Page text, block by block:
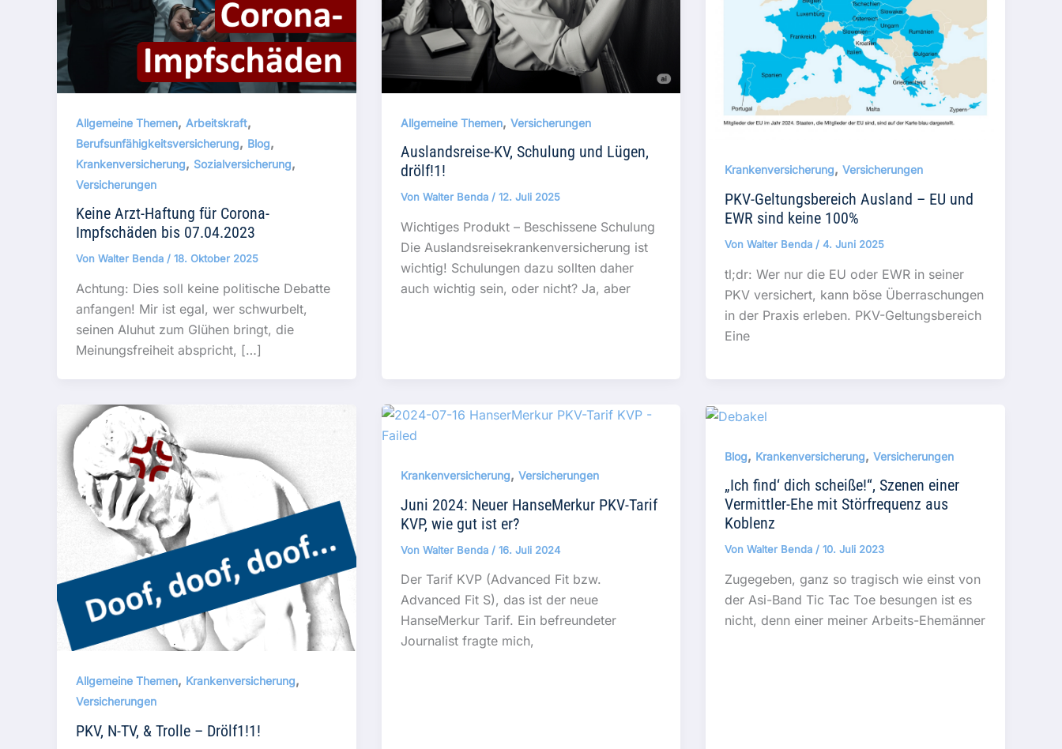
Allgemeine Themen, Arbeitskraft,
Berufsunfähigkeitsversicherung, Blog,
Krankenversicherung, Sozialversicherung,
Versicherungen
Keine Arzt-Haftung für Corona-
Impfschäden bis 07.04.2023
Von Walter Benda / 18. Oktober 2025
Achtung: Dies soll keine politische Debatte
anfangen! Mir ist egal, wer schwurbelt,
seinen Aluhut zum Glühen bringt, die
Meinungsfreiheit abspricht, […]
Allgemeine Themen, Versicherungen
Auslandsreise-KV, Schulung und Lügen,
drölf!1!
Von Walter Benda / 12. Juli 2025
Wichtiges Produkt – Beschissene Schulung
Die Auslandsreisekrankenversicherung ist
wichtig! Schulungen dazu sollten daher
auch wichtig sein, oder nicht? Ja, aber
Krankenversicherung,Versicherungen
PKV-Geltungsbereich Ausland – EU und
EWR sind keine 100%
VonWalter Benda /4. Juni 2025
tl;dr: Wer nur die EU oder EWR in seiner
PKV versichert, kann böse Überraschungen
in der Praxis erleben. PKV-Geltungsbereich
Eine
Allgemeine Themen, Krankenversicherung,
Versicherungen
PKV, N-TV, & Trolle – Drölf1!1!
Krankenversicherung, Versicherungen
Juni 2024: Neuer HanseMerkur PKV-Tarif
KVP, wie gut ist er?
Von Walter Benda / 16. Juli 2024
Der Tarif KVP (Advanced Fit bzw.
Advanced Fit S), das ist der neue
HanseMerkur Tarif. Ein befreundeter
Journalist fragte mich,
Blog, Krankenversicherung,Versicherungen
„Ich find‘ dich scheiße!“, Szenen einer
Vermittler-Ehe mit Störfrequenz aus
Koblenz
VonWalter Benda/10. Juli 2023
Zugegeben, ganz so tragisch wie einst von
der Asi-Band Tic Tac Toe besungen ist es
nicht, denn einer meiner Arbeits-Ehemänner